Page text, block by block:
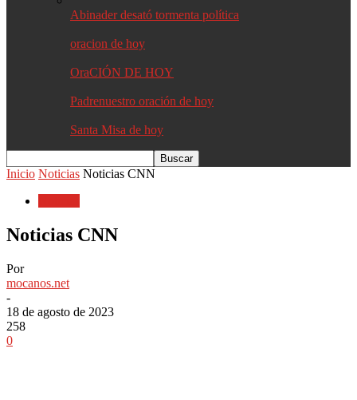
Abinader desató tormenta política
oracion de hoy
OraCIÓN DE HOY
Padrenuestro oración de hoy
Santa Misa de hoy
Inicio Noticias Noticias CNN
Noticias CNN
Por
mocanos.net
-
18 de agosto de 2023
258
0